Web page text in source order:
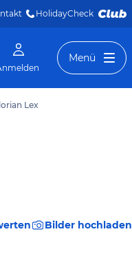
HolidayCheck
Menü
Lex
Bilder hochladen